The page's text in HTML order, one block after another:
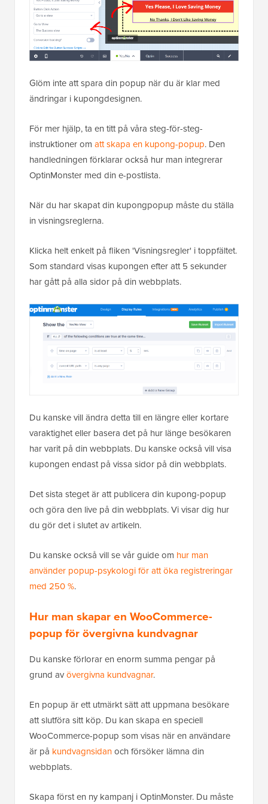
Glöm inte att spara din popup när du är klar med
ändringar i kupongdesignen.
För mer hjälp, ta en titt på våra steg-för-steg-
instruktioner om att skapa en kupong-popup. Den
handledningen förklarar också hur man integrerar
OptinMonster med din e-postlista.
När du har skapat din kupongpopup måste du ställa
in visningsreglerna.
Klicka helt enkelt på fliken 'Visningsregler' i toppfältet.
Som standard visas kupongen efter att 5 sekunder
har gått på alla sidor på din webbplats.
Du kanske vill ändra detta till en längre eller kortare
varaktighet eller basera det på hur länge besökaren
har varit på din webbplats. Du kanske också vill visa
kupongen endast på vissa sidor på din webbplats.
Det sista steget är att publicera din kupong-popup
och göra den live på din webbplats. Vi visar dig hur
du gör det i slutet av artikeln.
Du kanske också vill se vår guide om hur man
använder popup-psykologi för att öka registreringar
med 250 %.
Hur man skapar en WooCommerce-
popup för övergivna kundvagnar
Du kanske förlorar en enorm summa pengar på
grund avövergivna kundvagnar.
En popup är ett utmärkt sätt att uppmana besökare
att slutföra sitt köp. Du kan skapa en speciell
WooCommerce-popup som visas när en användare
är på kundvagnsidanoch försöker lämna din
webbplats.
Skapa först en ny kampanj i OptinMonster. Du måste